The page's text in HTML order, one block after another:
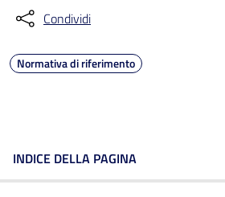
Condividi
Normativa di riferimento
INDICE DELLA PAGINA